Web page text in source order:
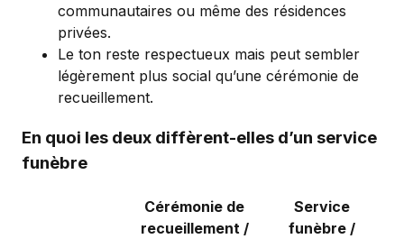
communautaires ou même des résidences
privées.
Le ton reste respectueux mais peut sembler
légèrement plus social qu’une cérémonie de
recueillement.
En quoi les deux diffèrent-elles d’un service
funèbre
Cérémonie de
recueillement /
Service
funèbre /